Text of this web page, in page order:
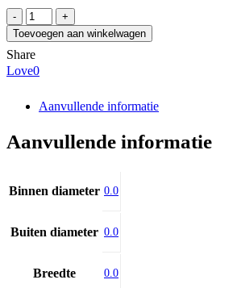
SIT
SVX22x8-
900Li
aantal
Toevoegen aan winkelwagen
Share
Love0
Aanvullende informatie
Aanvullende informatie
Binnen diameter 0.0
Buiten diameter 0.0
Breedte 0.0